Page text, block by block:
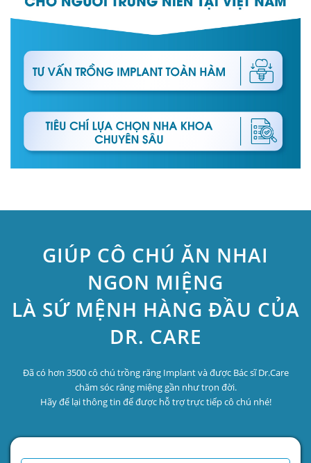
GIÚP CÔ CHÚ ĂN NHAI
NGON MIỆNG
LÀ SỨ MỆNH HÀNG ĐẦU CỦA
DR. CARE
Đã có hơn 3500 cô chú trồng răng Implant và được Bác sĩ Dr.Care
chăm sóc răng miệng gần như trọn đời.
Hãy để lại thông tin để được hỗ trợ trực tiếp cô chú nhé!